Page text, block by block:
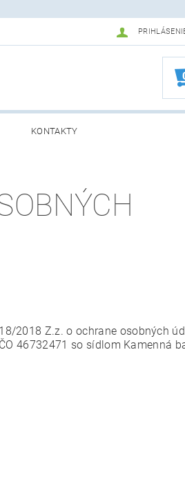
KONTAKTY
2018 Z.z. o ochrane osobných
46732471 so sídlom Kamenná